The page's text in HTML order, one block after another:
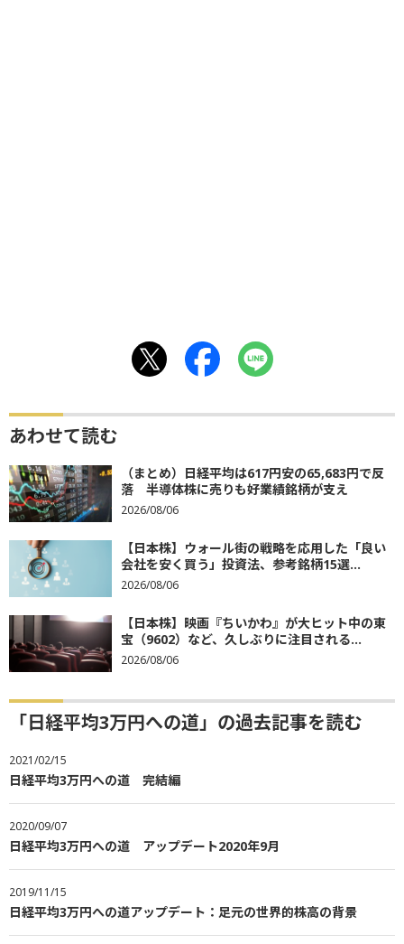
あわせて読む
（まとめ）日経平均は617円安の65,683円で反
落 半導体株に売りも好業績銘柄が支え
2026/08/06
【日本株】ウォール街の戦略を応用した「良い
会社を安く買う」投資法、参考銘柄15選...
2026/08/06
【日本株】映画『ちいかわ』が大ヒット中の東
宝（9602）など、久しぶりに注目される...
2026/08/06
「日経平均3万円への道」の過去記事を読む
2021/02/15
日経平均3万円への道 完結編
2020/09/07
日経平均3万円への道 アップデート2020年9月
2019/11/15
日経平均3万円への道アップデート：足元の世界的株高の背景